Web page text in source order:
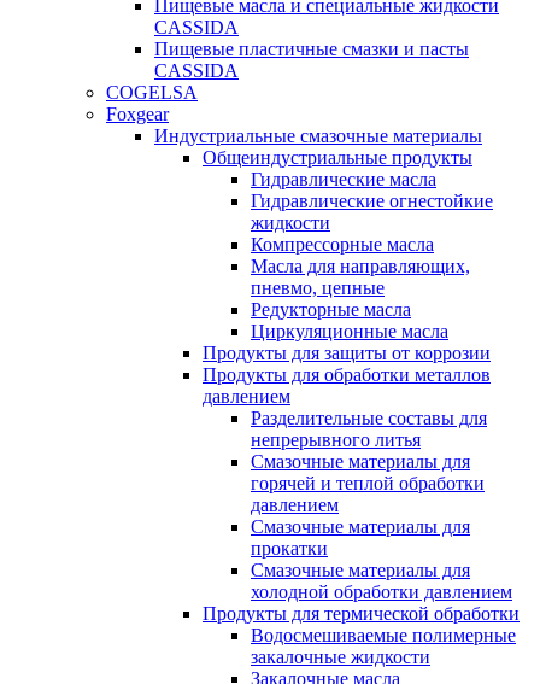
Пищевые масла и специальные жидкости
CASSIDA
Пищевые пластичные смазки и пасты
CASSIDA
COGELSA
Foxgear
Индустриальные смазочные материалы
Общеиндустриальные продукты
Гидравлические масла
Гидравлические огнестойкие
жидкости
Компрессорные масла
Масла для направляющих,
пневмо, цепные
Редукторные масла
Циркуляционные масла
Продукты для защиты от коррозии
Продукты для обработки металлов
давлением
Разделительные составы для
непрерывного литья
Смазочные материалы для
горячей и теплой обработки
давлением
Смазочные материалы для
прокатки
Смазочные материалы для
холодной обработки давлением
Продукты для термической обработки
Водосмешиваемые полимерные
закалочные жидкости
Закалочные масла